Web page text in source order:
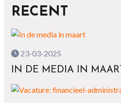
RECENT
23-03-2025
IN DE MEDIA IN MAART